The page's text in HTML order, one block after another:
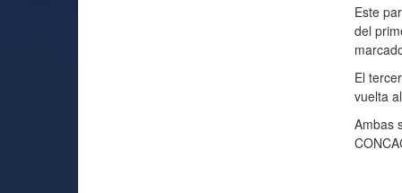
Este
del
El
vuelta
Ambas